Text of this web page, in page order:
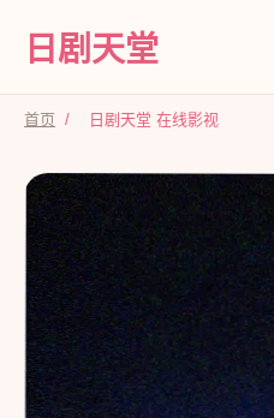
日剧天堂
首页 / 日剧天堂 在线影视